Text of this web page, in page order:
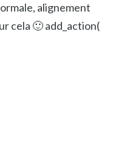
alignement
cela 🙂 add_action(